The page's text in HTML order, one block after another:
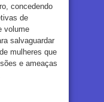
concedendo
de
volume
salvaguardar
mulheres que
e ameaças